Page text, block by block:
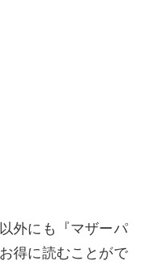
外にも『マザーパ
得に読むことがで